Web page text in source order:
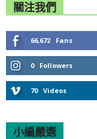
關注我們
66,672 Fans
0 Followers
70 Videos
小編嚴選